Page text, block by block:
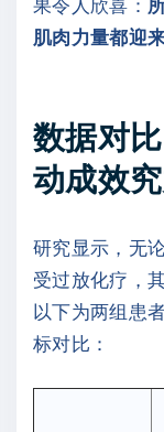
肌肉力量都迎
数据对
动成效
研究显示，无
受过放化疗，
以下为两组患
标对比：